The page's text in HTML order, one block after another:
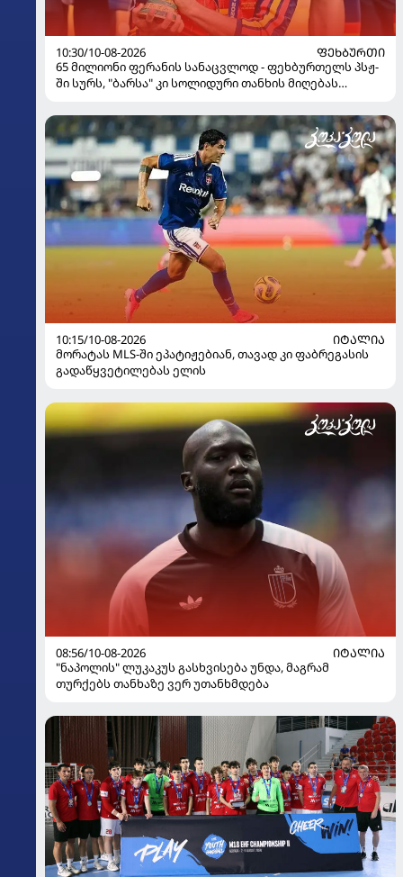
10:30/10-08-2026
ᲤᲔᲮᲑᲣᲠᲗᲘ
65 მილიონი ფერანის სანაცვლოდ - ფეხბურთელს პსჟ-
ში სურს, "ბარსა" კი სოლიდური თანხის მიღებას
10:15/10-08-2026
ᲘᲢᲐᲚᲘᲐ
მორატას MLS-ში ეპატიჟებიან, თავად კი ფაბრეგასის
გადაწყვეტილებას ელის
08:56/10-08-2026
ᲘᲢᲐᲚᲘᲐ
"ნაპოლის" ლუკაკუს გასხვისება უნდა, მაგრამ
თურქებს თანხაზე ვერ უთანხმდება